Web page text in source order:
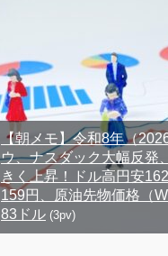
【朝メモ】令和8年（
ウ、ナスダック大幅反発
きく上昇！ドル高円安
159円、原油先物価格（
83ドル (3pv)